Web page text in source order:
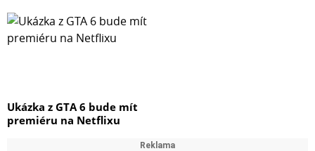
Ukázka z GTA 6 bude mít
premiéru na Netflixu